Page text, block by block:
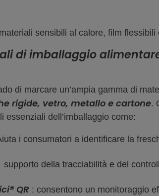
sensibili al calore, film
di imballaggio
di marcare un’ampia gamma di
rigide, vetro, metallo e cartone.
essenziali dell’imballaggio come:
i consumatori a identificare la
supporto della tracciabilità e del
QR : consentono un monitoraggio